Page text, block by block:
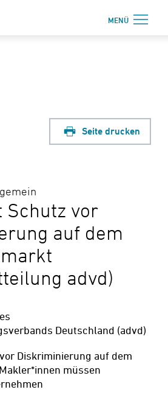
MENÜ
Beratung
Weiterbildung
Schrift
Seite drucken
Schutz vor
auf dem
advd)
Deutschland (advd)
Diskriminierung auf dem
müssen